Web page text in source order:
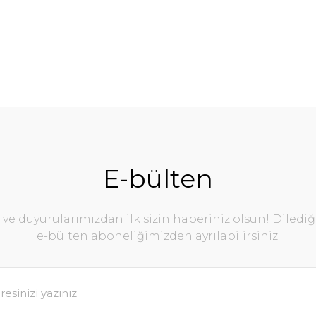
E-bülten
ve duyurularımızdan ilk sizin haberiniz olsun!
e-bülten aboneliğimizden ayrılabilirsiniz.